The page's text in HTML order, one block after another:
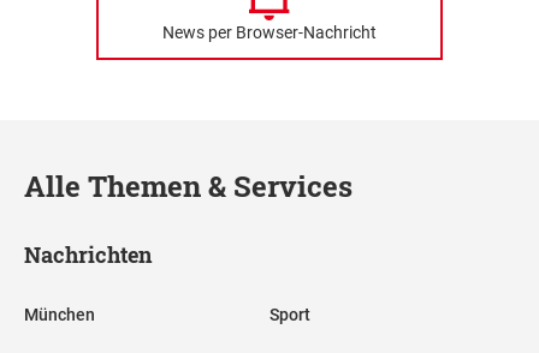
News per Browser-Nachricht
Alle Themen & Services
Nachrichten
München Sport